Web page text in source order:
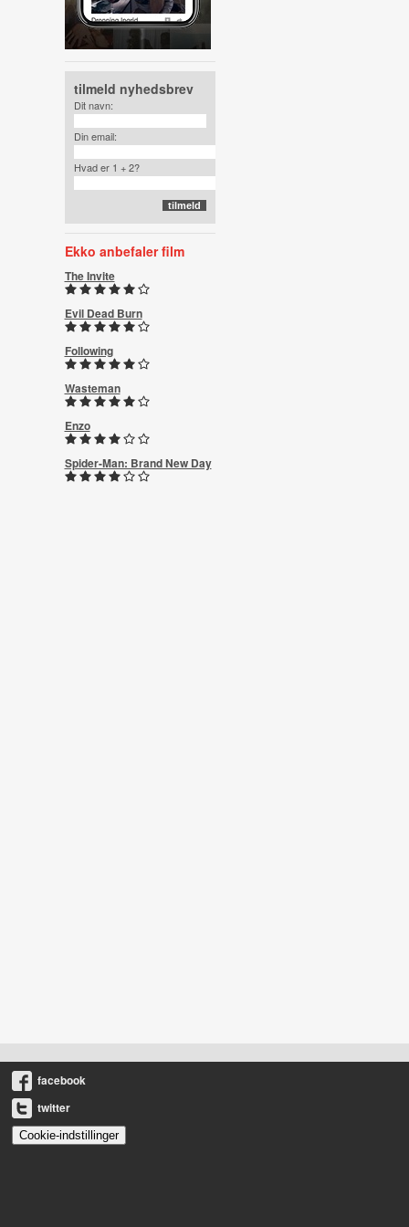
tilmeld nyhedsbrev
Dit navn:
Din email:
Hvad er 1 + 2?
Ekko anbefaler film
The Invite
Evil Dead Burn
Following
Wasteman
Enzo
Spider-Man: Brand New Day
facebook
twitter
Cookie-indstillinger